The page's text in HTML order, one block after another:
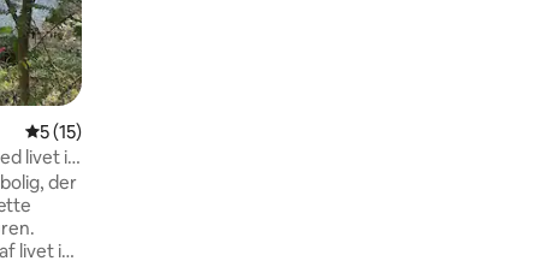
5 ud af 5 i gennemsnitlig bedømmelse, 15 omtaler
5 (15)
livet i
der
livet i